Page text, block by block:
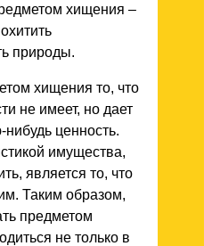
хищения –
природы.
хищения то, что
не имеет, но дает
нибудь ценность.
имущества,
является то, что
Таким образом,
предметом
не только в